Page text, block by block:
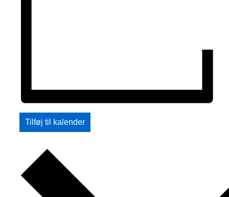
Tilføj til kalender